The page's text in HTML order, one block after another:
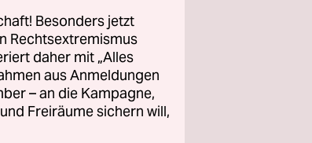
in
Besonders jetzt
Rechtsextremismus
daher mit „Alles
aus Anmeldungen
– an die Kampagne,
Freiräume sichern will,